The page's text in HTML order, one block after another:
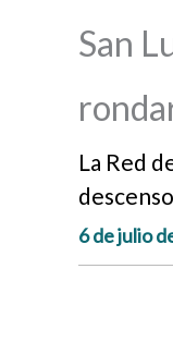
San
La Red
6 de julio